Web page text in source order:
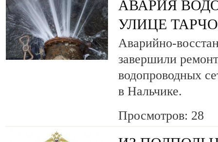
АВАРИЯ
УЛИЦЕ
Аварийно-
завершили
водопроводных
в Нальчике.
Просмотров: 28